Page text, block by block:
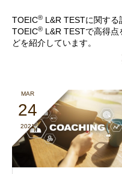
TOEIC® L&R TESTに関す
TOEIC® L&R TESTで高得
どを紹介しています。
MAR
24
2021